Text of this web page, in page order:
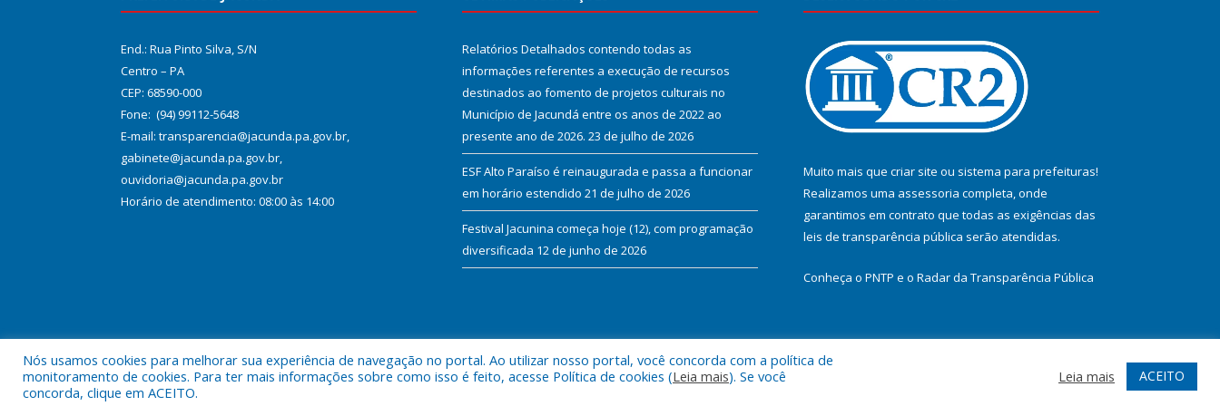
End.: Rua Pinto Silva, S/N
Centro – PA
CEP: 68590-000
Fone: (94) 99112-5648
E-mail: transparencia@jacunda.pa.gov.br,
gabinete@jacunda.pa.gov.br,
ouvidoria@jacunda.pa.gov.br
Horário de atendimento: 08:00 às 14:00
Relatórios Detalhados contendo todas as
informações referentes a execução de recursos
destinados ao fomento de projetos culturais no
Município de Jacundá entre os anos de 2022 ao
presente ano de 2026. 23 de julho de 2026
ESF Alto Paraíso é reinaugurada e passa a funcionar
em horário estendido 21 de julho de 2026
Festival Jacunina começa hoje (12), com programação
diversificada 12 de junho de 2026
Muito mais que criar site ou sistema para prefeituras!
Realizamos uma assessoria completa, onde
garantimos em contrato que todas as exigências das
leis de transparência pública serão atendidas.
Conheça o PNTP e o Radar da Transparência Pública
Todos os direitos reservados a Prefeitura Municipal de Jacundá. Mapa do Site Acessar Webmail
Nós usamos cookies para melhorar sua experiência de navegação no portal. Ao utilizar nosso portal, você concorda com a política de
monitoramento de cookies. Para ter mais informações sobre como isso é feito, acesse Política de cookies (Leia mais). Se você
concorda, clique em ACEITO.
Leia mais ACEITO